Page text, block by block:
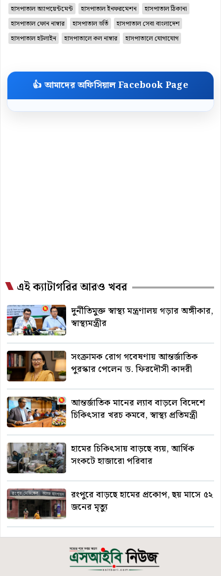
হাসপাতাল অ্যাপয়েন্টমেন্ট
হাসপাতাল ইনফরমেশন
হাসপাতাল ঠিকানা
হাসপাতাল ফোন নাম্বার
হাসপাতাল ভর্তি
হাসপাতাল সেবা বাংলাদেশ
হাসপাতাল হটলাইন
হাসপাতালে কল নাম্বার হাসপাতালে যোগাযোগ
👍 আমাদের অফিসিয়াল Facebook Page
এই ক্যাটাগরির আরও খবর
দুর্নীতিমুক্ত স্বাস্থ্য মন্ত্রণালয় গড়ার অঙ্গীকার,
স্বাস্থ্যমন্ত্রীর
সংক্রামক রোগ গবেষণায় আন্তর্জাতিক
পুরস্কার পেলেন ড. ফিরদৌসী কাদরী
আন্তর্জাতিক মানের ল্যাব বাড়লে বিদেশে
চিকিৎসার খরচ কমবে, স্বাস্থ্য প্রতিমন্ত্রী
হামের চিকিৎসায় বাড়ছে ব্যয়, আর্থিক
সংকটে হাজারো পরিবার
রংপুরে বাড়ছে হামের প্রকোপ, ছয় মাসে ৫২
জনের মৃত্যু